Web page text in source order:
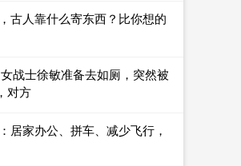
古人靠什么寄东西？比你想的
战士徐敏准备去如厕，突然被
对方
居家办公、拼车、减少飞行，